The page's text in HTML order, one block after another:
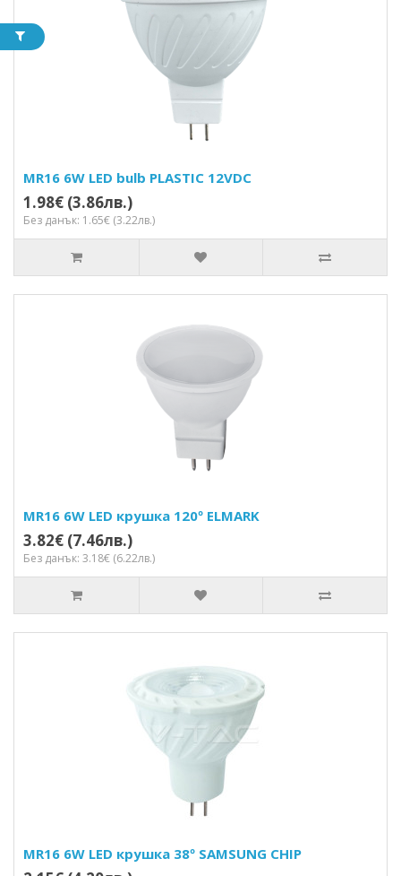
MR16 6W LED bulb PLASTIC 12VDC
1.98€ (3.86лв.)
Без данък: 1.65€ (3.22лв.)
MR16 6W LED крушка 120º ELMARK
3.82€ (7.46лв.)
Без данък: 3.18€ (6.22лв.)
MR16 6W LED крушка 38º SAMSUNG CHIP